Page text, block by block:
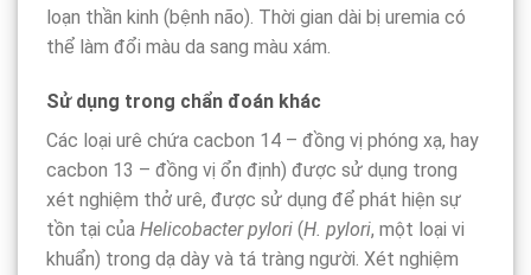
loạn thần kinh (bệnh não). Thời gian dài bị uremia có
thể làm đổi màu da sang màu xám.
Sử dụng trong chẩn đoán khác
Các loại urê chứa cacbon 14 – đồng vị phóng xạ, hay
cacbon 13 – đồng vị ổn định) được sử dụng trong
xét nghiệm thở urê, được sử dụng để phát hiện sự
tồn tại của Helicobacter pylori (H. pylori, một loại vi
khuẩn) trong dạ dày và tá tràng người. Xét nghiệm